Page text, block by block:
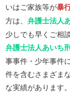
いはご家族等が暴
方は、弁護士法人
少しでも早くご相
弁護士法人あいち
事事件・少年事件
件を含むさまざま
な実績があります。